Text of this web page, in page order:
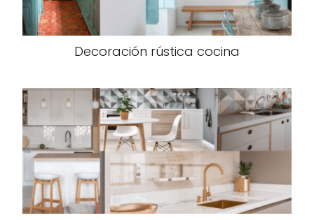
Decoración rústica cocina